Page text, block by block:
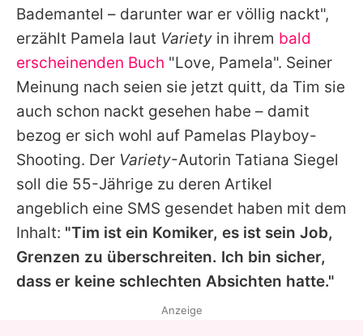
Bademantel – darunter war er völlig nackt",
erzählt Pamela laut Variety in ihrem bald
erscheinenden Buch "Love, Pamela". Seiner
Meinung nach seien sie jetzt quitt, da Tim sie
auch schon nackt gesehen habe – damit
bezog er sich wohl auf Pamelas Playboy-
Shooting. Der Variety-Autorin Tatiana Siegel
soll die 55-Jährige zu deren Artikel
angeblich eine SMS gesendet haben mit dem
Inhalt: "Tim ist ein Komiker, es ist sein Job,
Grenzen zu überschreiten. Ich bin sicher,
dass er keine schlechten Absichten hatte."
Anzeige